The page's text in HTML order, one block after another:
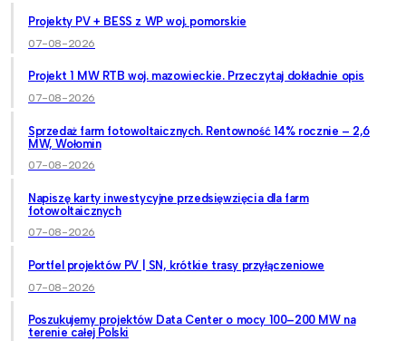
Projekty PV + BESS z WP woj. pomorskie
07-08-2026
Projekt 1 MW RTB woj. mazowieckie. Przeczytaj dokładnie opis
07-08-2026
Sprzedaż farm fotowoltaicznych. Rentowność 14% rocznie – 2,6
MW, Wołomin
07-08-2026
Napiszę karty inwestycyjne przedsięwzięcia dla farm
fotowoltaicznych
07-08-2026
Portfel projektów PV | SN, krótkie trasy przyłączeniowe
07-08-2026
Poszukujemy projektów Data Center o mocy 100–200 MW na
terenie całej Polski